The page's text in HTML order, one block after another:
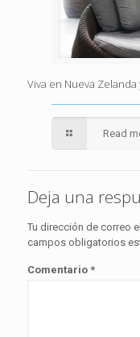
Viva en Nueva
Read
Deja una
Tu dirección de correo
campos obligatorios
Comentario *